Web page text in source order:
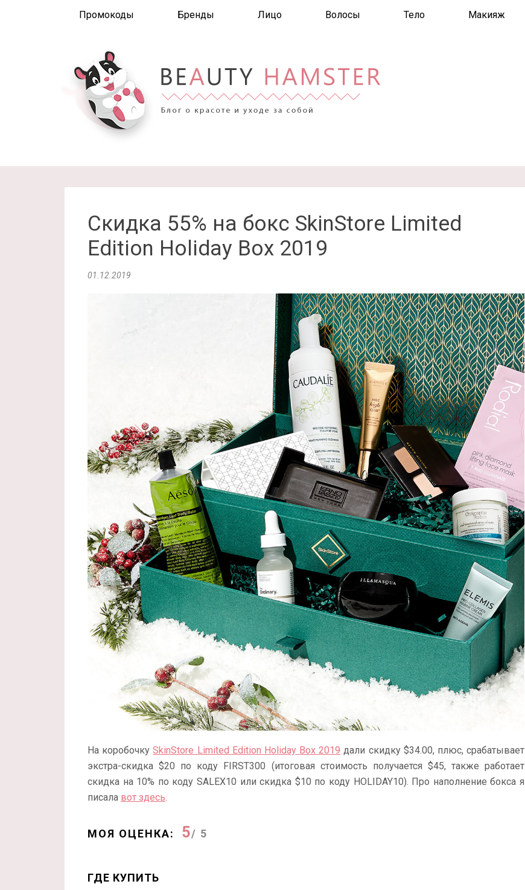
Промокоды Бренды Лицо Волосы Тело Макияж
Скидка 55% на бокс SkinStore Limited
Edition Holiday Box 2019
01.12.2019
На коробочкуSkinStore Limited Edition Holiday Box 2019 дали скидку $34.00, плюс, срабатывает
экстра-скидка $20 по коду FIRST300 (итоговая стоимость получается $45, также работает
скидка на 10% по коду SALEX10 или скидка $10 по коду HOLIDAY10). Про наполнение бокса я
писала вот здесь.
МОЯ ОЦЕНКА: 5/ 5
ГДЕ КУПИТЬ